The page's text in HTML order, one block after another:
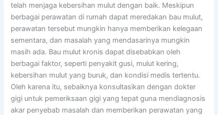
telah menjaga kebersihan mulut dengan baik. Meskipun
berbagai perawatan di rumah dapat meredakan bau mulut,
perawatan tersebut mungkin hanya memberikan kelegaan
sementara, dan masalah yang mendasarinya mungkin
masih ada. Bau mulut kronis dapat disebabkan oleh
berbagai faktor, seperti penyakit gusi, mulut kering,
kebersihan mulut yang buruk, dan kondisi medis tertentu.
Oleh karena itu, sebaiknya konsultasikan dengan dokter
gigi untuk pemeriksaan gigi yang tepat guna mendiagnosis
akar penyebab masalah dan memberikan perawatan yang